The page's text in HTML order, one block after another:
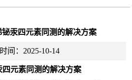
汞四元素同测的解决方案
间：2025-10-14
元素同测的解决方案